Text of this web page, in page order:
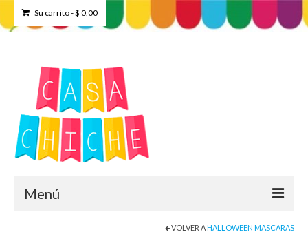
Su carrito-$ 0,00
Menú
VOLVER AHALLOWEEN MASCARAS